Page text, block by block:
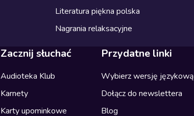
Literatura piękna polska
Nagrania relaksacyjne
Zacznij słuchać
Audioteka Klub
Karnety
Karty upominkowe
Przydatne linki
Wybierz wersję językową
Dołącz do newslettera
Blog